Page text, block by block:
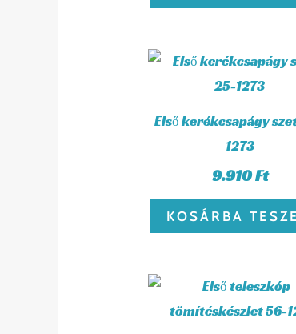
Első kerékcsapágy
1273
9.910Ft
KOSÁRBA